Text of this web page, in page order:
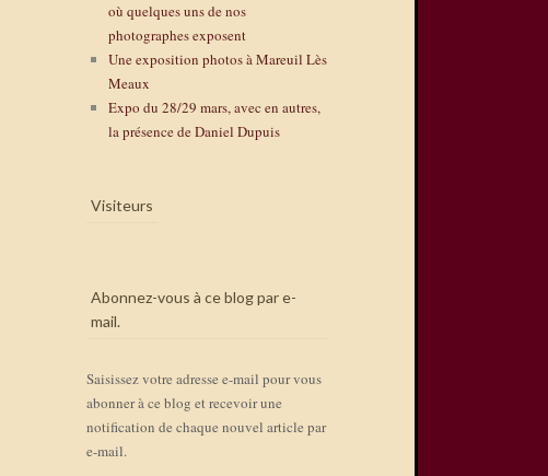
où quelques uns de nos
photographes exposent
Une exposition photos à Mareuil Lès
Meaux
Expo du 28/29 mars, avec en autres,
la présence de Daniel Dupuis
Visiteurs
Abonnez-vous à ce blog par e-
mail.
Saisissez votre adresse e-mail pour vous
abonner à ce blog et recevoir une
notification de chaque nouvel article par
e-mail.